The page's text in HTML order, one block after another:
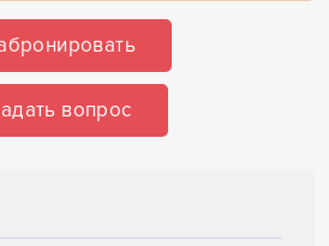
вопрос